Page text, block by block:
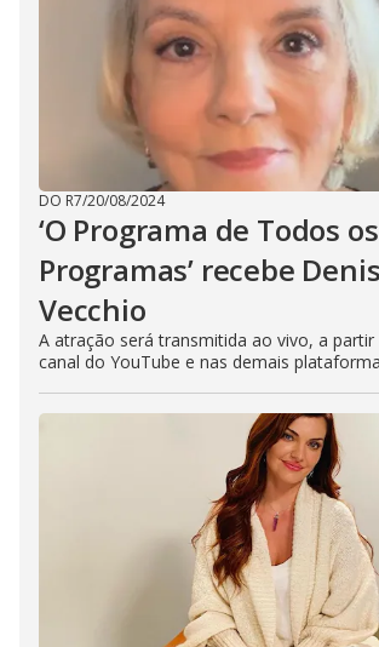
DO R7/20/08/2024
‘O Programa de Todos os
Programas’ recebe
Vecchio
A atração será transmitida ao vivo, a partir
canal do YouTube e nas demais